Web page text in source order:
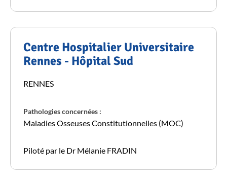
Centre Hospitalier Universitaire
Rennes - Hôpital Sud
RENNES
Pathologies concernées :
Maladies Osseuses Constitutionnelles (MOC)
Piloté par le Dr Mélanie FRADIN